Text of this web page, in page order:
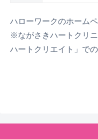
ハローワークのホーム
※ながさきハートクリ
ハートクリエイト」で